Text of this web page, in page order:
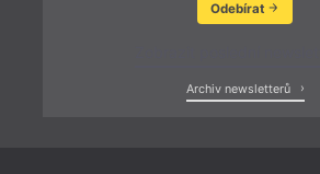
Odebírat
Archiv newsletterů